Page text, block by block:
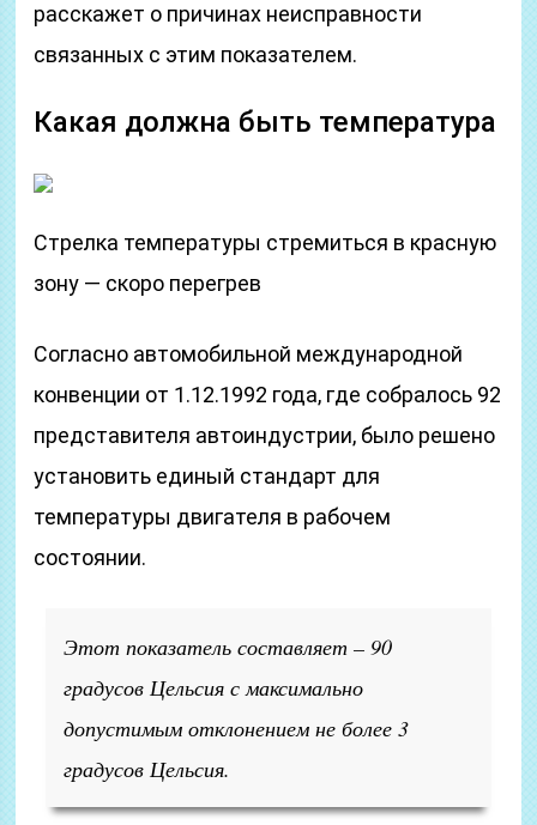
расскажет о причинах неисправности
связанных с этим показателем.
Какая должна быть температура
Стрелка температуры стремиться в красную
зону — скоро перегрев
Согласно автомобильной международной
конвенции от 1.12.1992 года, где собралось 92
представителя автоиндустрии, было решено
установить единый стандарт для
температуры двигателя в рабочем
состоянии.
Этот показатель составляет – 90
градусов Цельсия с максимально
допустимым отклонением не более 3
градусов Цельсия.